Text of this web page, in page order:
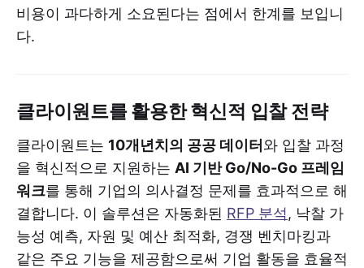
비용이 과다하게 소요된다는 점에서 한계를 보입니
다.
클라이원트를 활용한 혁신적 입찰 전략
클라이원트는 10개년치의 공공 데이터와 입찰 과정
을 혁신적으로 지원하는 AI 기반 Go/No-Go 프레임
워크를 통해 기업의 의사결정 문제를 효과적으로 해
결합니다. 이 솔루션은 자동화된 RFP 분석, 낙찰 가
능성 예측, 자원 및 예산 최적화, 경쟁 벤치마킹과
같은 주요 기능을 제공함으로써 기업 활동을 효율적